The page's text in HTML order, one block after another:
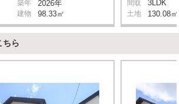
築年 2026年
建物 98.33㎡
間取 3LDK
土地 130.08㎡
ちら